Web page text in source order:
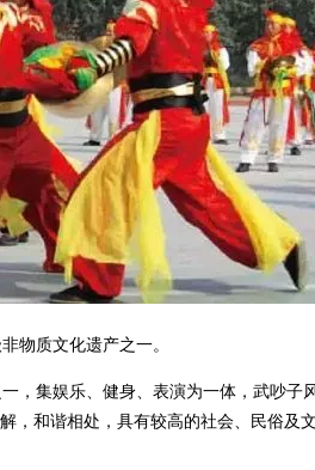
物质文化遗产之一。
，集娱乐、健身、表演为一体，武吵子
，和谐相处，具有较高的社会、民俗及